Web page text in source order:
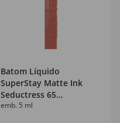
Batom Líquido
SuperStay Matte Ink
Seductress 65
Maybelline New York
emb. 5 ml